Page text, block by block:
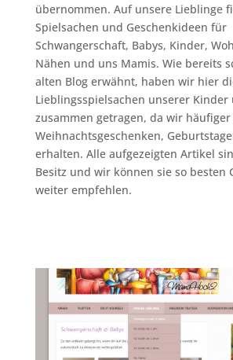
übernommen. Auf unsere Lieblinge
Spielsachen und Geschenkideen für
Schwangerschaft, Babys, Kinder,
Nähen und uns Mamis. Wie bereits
alten Blog erwähnt, haben wir hier
Lieblingsspielsachen unserer Kinder
zusammen getragen, da wir
Weihnachtsgeschenken,
erhalten. Alle aufgezeigten Artikel
Besitz und wir können sie so besten
weiter empfehlen.